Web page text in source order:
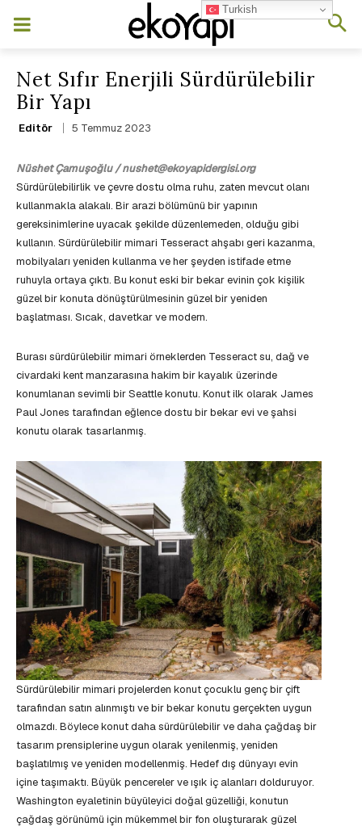
Net Sıfır Enerjili Sürdürülebilir
Bir Yapı
Editör 5 Temmuz 2023
Nüshet Çamuşoğlu / nushet@ekoyapidergisi.org
Sürdürülebilirlik ve çevre dostu olma ruhu, zaten mevcut olanı
kullanmakla alakalı. Bir arazi bölümünü bir yapının
gereksinimlerine uyacak şekilde düzenlemeden, olduğu gibi
kullanın. Sürdürülebilir mimari Tesseract ahşabı geri kazanma,
mobilyaları yeniden kullanma ve her şeyden istifade etme
ruhuyla ortaya çıktı. Bu konut eski bir bekar evinin çok kişilik
güzel bir konuta dönüştürülmesinin güzel bir yeniden
başlatması. Sıcak, davetkar ve modern.
Burası sürdürülebilir mimari örneklerden Tesseract su, dağ ve
civardaki kent manzarasına hakim bir kayalık üzerinde
konumlanan sevimli bir Seattle konutu. Konut ilk olarak James
Paul Jones tarafından eğlence dostu bir bekar evi ve şahsi
konutu olarak tasarlanmış.
Sürdürülebilir mimari projelerden konut çocuklu genç bir çift
tarafından satın alınmıştı ve bir bekar konutu gerçekten uygun
olmazdı. Böylece konut daha sürdürülebilir ve daha çağdaş bir
tasarım prensiplerine uygun olarak yenilenmiş, yeniden
başlatılmış ve yeniden modellenmiş. Hedef dış dünyayı evin
içine taşımaktı. Büyük pencereler ve ışık iç alanları dolduruyor.
Washington eyaletinin büyüleyici doğal güzelliği, konutun
çağdaş görünümü için mükemmel bir fon oluşturarak güzel
Turkish